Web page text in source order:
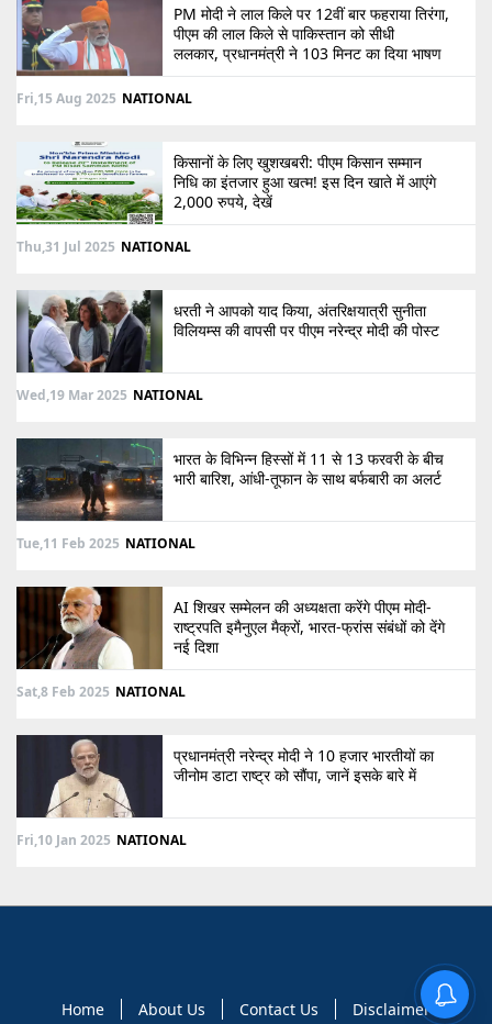
PM मोदी ने लाल किले पर 12वीं बार फहराया तिरंगा,
पीएम की लाल किले से पाकिस्तान को सीधी
ललकार, प्रधानमंत्री ने 103 मिनट का दिया भाषण
Fri,15 Aug 2025 NATIONAL
किसानों के लिए खुशखबरी: पीएम किसान सम्मान
निधि का इंतजार हुआ खत्म! इस दिन खाते में आएंगे
2,000 रुपये, देखें
Thu,31 Jul 2025 NATIONAL
धरती ने आपको याद किया, अंतरिक्षयात्री सुनीता
विलियम्स की वापसी पर पीएम नरेन्द्र मोदी की पोस्ट
Wed,19 Mar 2025 NATIONAL
भारत के विभिन्न हिस्सों में 11 से 13 फरवरी के बीच
भारी बारिश, आंधी-तूफान के साथ बर्फबारी का अलर्ट
Tue,11 Feb 2025 NATIONAL
AI शिखर सम्मेलन की अध्यक्षता करेंगे पीएम मोदी-
राष्ट्रपति इमैनुएल मैक्रों, भारत-फ्रांस संबंधों को देंगे
नई दिशा
Sat,8 Feb 2025 NATIONAL
प्रधानमंत्री नरेन्द्र मोदी ने 10 हजार भारतीयों का
जीनोम डाटा राष्ट्र को सौंपा, जानें इसके बारे में
Fri,10 Jan 2025 NATIONAL
Home About Us Contact Us Disclaimer